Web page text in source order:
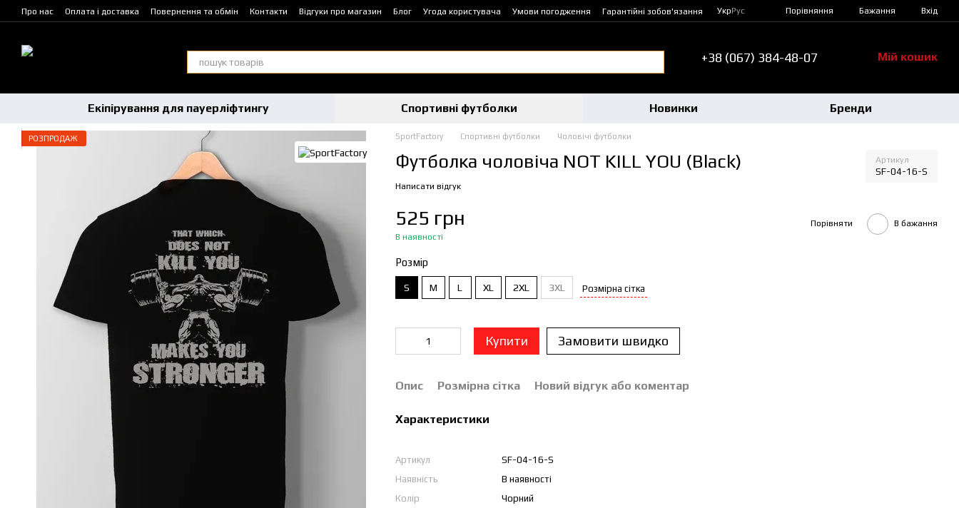
Перейти до основного контенту
Про нас Оплата і доставка Повернення та обмін Контакти Відгуки про магазин Блог Угода користувача Умови погодження Гарантійні зобов'язання УкрРус Порівняння Бажання Вхід
+38 (067) 384-48-07 Мій кошик
Екіпірування для пауерліфтингу Спортивні футболки Новинки Бренди
РОЗПРОДАЖ SportFactory Спортивні футболки Чоловічі футболки
Футболка чоловіча NOT KILL YOU (Black) Артикул
SF-04-16-S
Написати відгук
525 грн
В наявності
Порівняти В бажання
Розмір
S M L XL 2XL 3XL Розмірна сітка
Купити Замовити швидко
Опис Розмірна сітка Новий відгук або коментар
Характеристики
Артикул
SF-04-16-S
Наявність
В наявності
Колір
Чорний